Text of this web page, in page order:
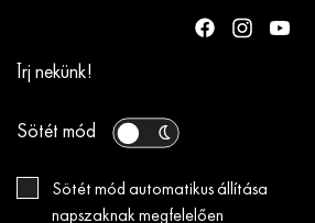
Írj nekünk!
Sötét mód
Sötét mód automatikus állítása
napszaknak megfelelően